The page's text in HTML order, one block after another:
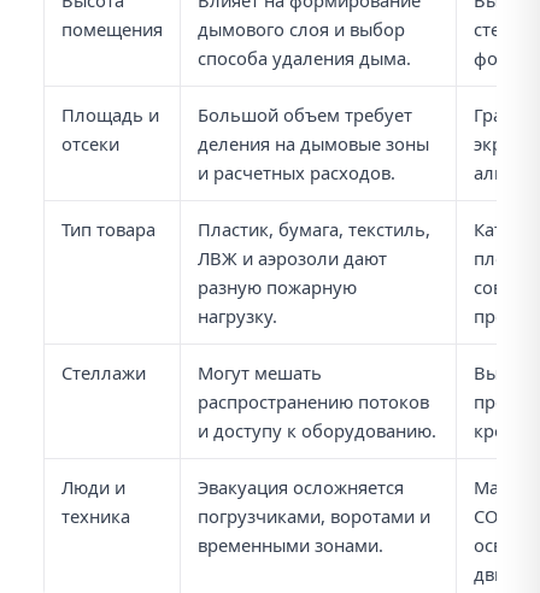
помещения
дымового слоя и выбор
способа удаления дыма.
Площадь и
отсеки
Большой объем требует
деления на дымовые зоны
и расчетных расходов.
Тип товара
Пластик, бумага, текстиль,
ЛВЖ и аэрозоли дают
разную пожарную
нагрузку.
Стеллажи
Могут мешать
распространению потоков
и доступу к оборудованию.
Люди и
техника
Эвакуация осложняется
погрузчиками, воротами и
временными зонами.
СОУЭ,